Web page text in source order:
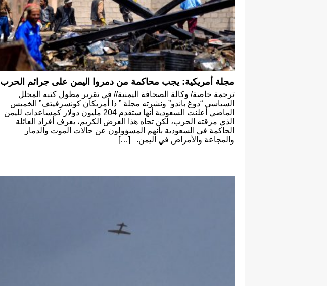
مجلة أمريكية: يجب محاكمة من دمروا اليمن على جرائم الحرب
ترجمة خاصة/ وكالة الصحافة اليمنية// في تقرير مطول كتبه المحلل
السياسي “دوغ باندو” ونشرته مجلة ” ذا أمريكان كونسرفيتف” الخميس
الماضي أعلنت السعودية أنها ستقدم 204 مليون دولار كمساعدات لليمن
الذي مزقته الحرب، لكن تجاه هذا العرض الكريم، يعرف أفراد العائلة
الحاكمة في السعودية بأنهم المسؤولون عن حالات الموت والدمار
والمجاعة والأمراض في اليمن. […]